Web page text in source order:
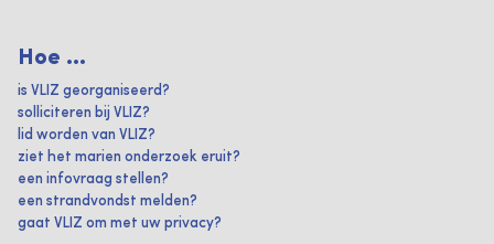
Hoe ...
is VLIZ georganiseerd?
solliciteren bij VLIZ?
lid worden van VLIZ?
ziet het marien onderzoek eruit?
een infovraag stellen?
een strandvondst melden?
gaat VLIZ om met uw privacy?